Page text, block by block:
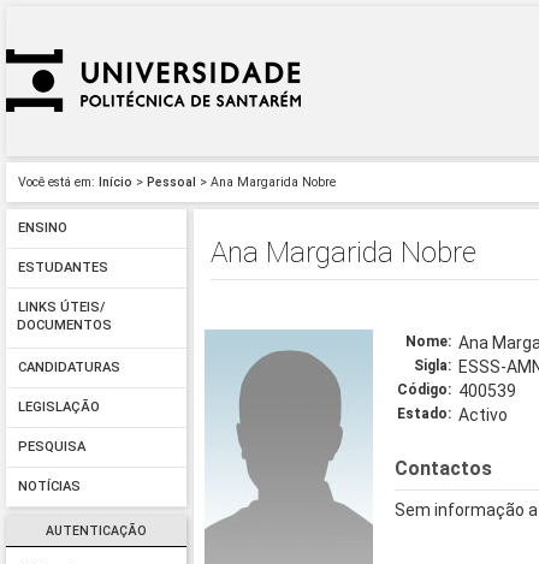
Você está em: Início > Pessoal > Ana Margarida Nobre
ENSINO
ESTUDANTES
LINKS ÚTEIS/
DOCUMENTOS
CANDIDATURAS
LEGISLAÇÃO
PESQUISA
NOTÍCIAS
AUTENTICAÇÃO
Ana Margarida Nobre
Nome: Ana
Sigla: ESSS-
Código: 400539
Estado: Activo
Contactos
Sem informação